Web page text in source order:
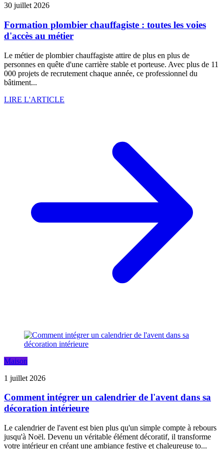
30 juillet 2026
Formation plombier chauffagiste : toutes les voies
d'accès au métier
Le métier de plombier chauffagiste attire de plus en plus de
personnes en quête d'une carrière stable et porteuse. Avec plus de 11
000 projets de recrutement chaque année, ce professionnel du
bâtiment...
LIRE L'ARTICLE
Maison
1 juillet 2026
Comment intégrer un calendrier de l'avent dans sa
décoration intérieure
Le calendrier de l'avent est bien plus qu'un simple compte à rebours
jusqu'à Noël. Devenu un véritable élément décoratif, il transforme
votre intérieur en créant une ambiance festive et chaleureuse to...